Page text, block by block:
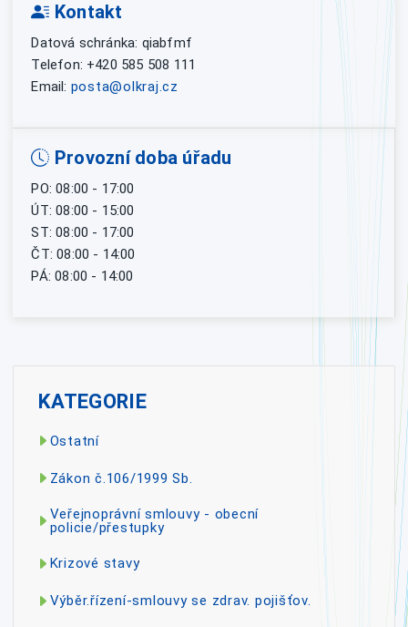
Kontakt
Datová schránka: qiabfmf
Telefon: +420 585 508 111
Email: posta@olkraj.cz
Provozní doba úřadu
PO: 08:00 - 17:00
ÚT: 08:00 - 15:00
ST: 08:00 - 17:00
ČT: 08:00 - 14:00
PÁ: 08:00 - 14:00
KATEGORIE
Ostatní
Zákon č.106/1999 Sb.
Veřejnoprávní smlouvy - obecní
policie/přestupky
Krizové stavy
Výběr.řízení-smlouvy se zdrav. pojišťov.